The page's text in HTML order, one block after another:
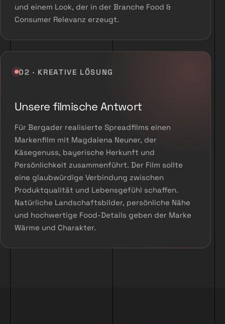
und einem Look, der in der Branche Food &
Consumer Relevanz erzeugt.
02 · KREATIVE LÖSUNG
Unsere filmische Antwort
Für Bergader realisierte Spreadfilms einen
Markenfilm mit Magdalena Neuner, der
Käsegenuss, bayerische Herkunft und
Persönlichkeit zusammenführt. Der Film sollte
eine glaubwürdige Verbindung zwischen
Produktqualität und Lebensgefühl schaffen.
Natürliche Landschaftsbilder, persönliche Nähe
und hochwertige Food-Details geben der Marke
Wärme und Charakter.